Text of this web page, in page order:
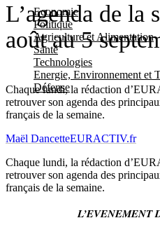
Economie
Politique
Agriculture et Alimentation
Santé
Technologies
Energie, Environnement et
Défense
L’agenda de la
août au 5
Chaque lundi, la rédaction
retrouver son agenda des
français de la semaine.
Maël DancetteEURACTIV.fr
Chaque lundi, la rédaction
retrouver son agenda des
français de la semaine.
L’EVENEMENT